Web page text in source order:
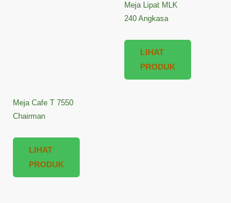
Meja Cafe T 7550
Chairman
LIHAT
PRODUK
Meja Lipat MLK
240 Angkasa
LIHAT
PRODUK